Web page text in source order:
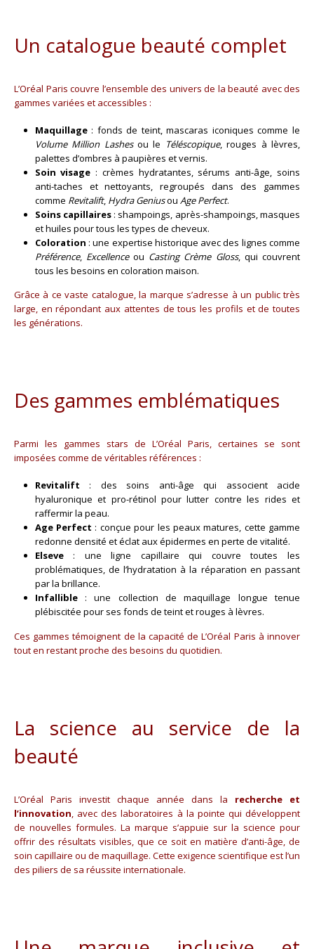
Un catalogue beauté complet
L’Oréal Paris couvre l’ensemble des univers de la beauté avec des
gammes variées et accessibles :
Maquillage: fonds de teint, mascaras iconiques comme le
Volume Million Lashesou le Téléscopique, rouges à lèvres,
palettes d’ombres à paupières et vernis.
Soin visage : crèmes hydratantes, sérums anti-âge, soins
anti-taches et nettoyants, regroupés dans des gammes
comme Revitalift, Hydra Geniusou Age Perfect.
Soins capillaires: shampoings, après-shampoings, masques
et huiles pour tous les types de cheveux.
Coloration : une expertise historique avec des lignes comme
Préférence, Excellenceou Casting Crème Gloss, qui couvrent
tous les besoins en coloration maison.
Grâce à ce vaste catalogue, la marque s’adresse à un public très
large, en répondant aux attentes de tous les profils et de toutes
les générations.
Des gammes emblématiques
Parmi les gammes stars de L’Oréal Paris, certaines se sont
imposées comme de véritables références :
Revitalift : des soins anti-âge qui associent acide
hyaluronique et pro-rétinol pour lutter contre les rides et
raffermir la peau.
Age Perfect : conçue pour les peaux matures, cette gamme
redonne densité et éclat aux épidermes en perte de vitalité.
Elseve: une ligne capillaire qui couvre toutes les
problématiques, de l’hydratation à la réparation en passant
par la brillance.
Infallible: une collection de maquillage longue tenue
plébiscitée pour ses fonds de teint et rouges à lèvres.
Ces gammes témoignent de la capacité de L’Oréal Paris à innover
tout en restant proche des besoins du quotidien.
La science au service de la
beauté
L’Oréal Paris investit chaque année dans la recherche et
l’innovation, avec des laboratoires à la pointe qui développent
de nouvelles formules. La marque s’appuie sur la science pour
offrir des résultats visibles, que ce soit en matière d’anti-âge, de
soin capillaire ou de maquillage. Cette exigence scientifique est l’un
des piliers de sa réussite internationale.